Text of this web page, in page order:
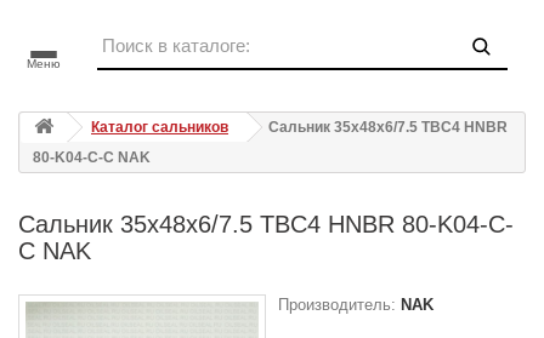
Меню
Каталог сальников
Сальник 35x48x6/7.5 TBC4 HNBR
80-K04-C-C NAK
Сальник 35x48x6/7.5 TBC4 HNBR 80-K04-C-
C NAK
Производитель: NAK